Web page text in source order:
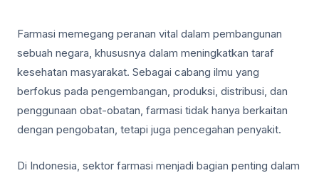
Farmasi memegang peranan vital dalam pembangunan
sebuah negara, khususnya dalam meningkatkan taraf
kesehatan masyarakat. Sebagai cabang ilmu yang
berfokus pada pengembangan, produksi, distribusi, dan
penggunaan obat-obatan, farmasi tidak hanya berkaitan
dengan pengobatan, tetapi juga pencegahan penyakit.
Di Indonesia, sektor farmasi menjadi bagian penting dalam